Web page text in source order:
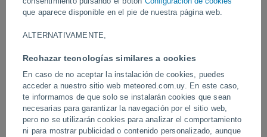
que aparece disponible en el pie de nuestra página web.
ALTERNATIVAMENTE,
Rechazar tecnologías similares a cookies
En caso de no aceptar la instalación de cookies, puedes
acceder a nuestro sitio web meteored.com.uy. En este caso,
te informamos de que solo se instalarán cookies que sean
necesarias para garantizar la navegación por el sitio web,
pero no se utilizarán cookies para analizar el comportamiento
ni para mostrar publicidad o contenido personalizado, aunque
Hace 6 horas